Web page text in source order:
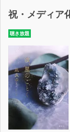
祝・メディア
聴き放題